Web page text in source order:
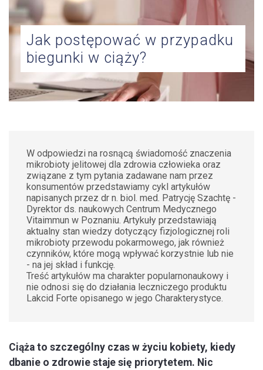
ZDROWIE
KONTAKT
Jak postępować w przypadku
biegunki w ciąży?
W odpowiedzi na rosnącą świadomość znaczenia
mikrobioty jelitowej dla zdrowia człowieka oraz
związane z tym pytania zadawane nam przez
konsumentów przedstawiamy cykl artykułów
napisanych przez dr n. biol. med. Patrycję Szachtę -
Dyrektor ds. naukowych Centrum Medycznego
Vitaimmun w Poznaniu. Artykuły przedstawiają
aktualny stan wiedzy dotyczący fizjologicznej roli
mikrobioty przewodu pokarmowego, jak również
czynników, które mogą wpływać korzystnie lub nie
- na jej skład i funkcję.
Treść artykułów ma charakter popularnonaukowy i
nie odnosi się do działania leczniczego produktu
Lakcid Forte opisanego w jego Charakterystyce.
Ciąża to szczególny czas w życiu kobiety, kiedy
dbanie o zdrowie staje się priorytetem. Nic